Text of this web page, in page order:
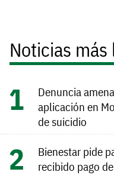
Noticias más
Denuncia
aplicación en
de suicidio
Bienestar pide
recibido pago